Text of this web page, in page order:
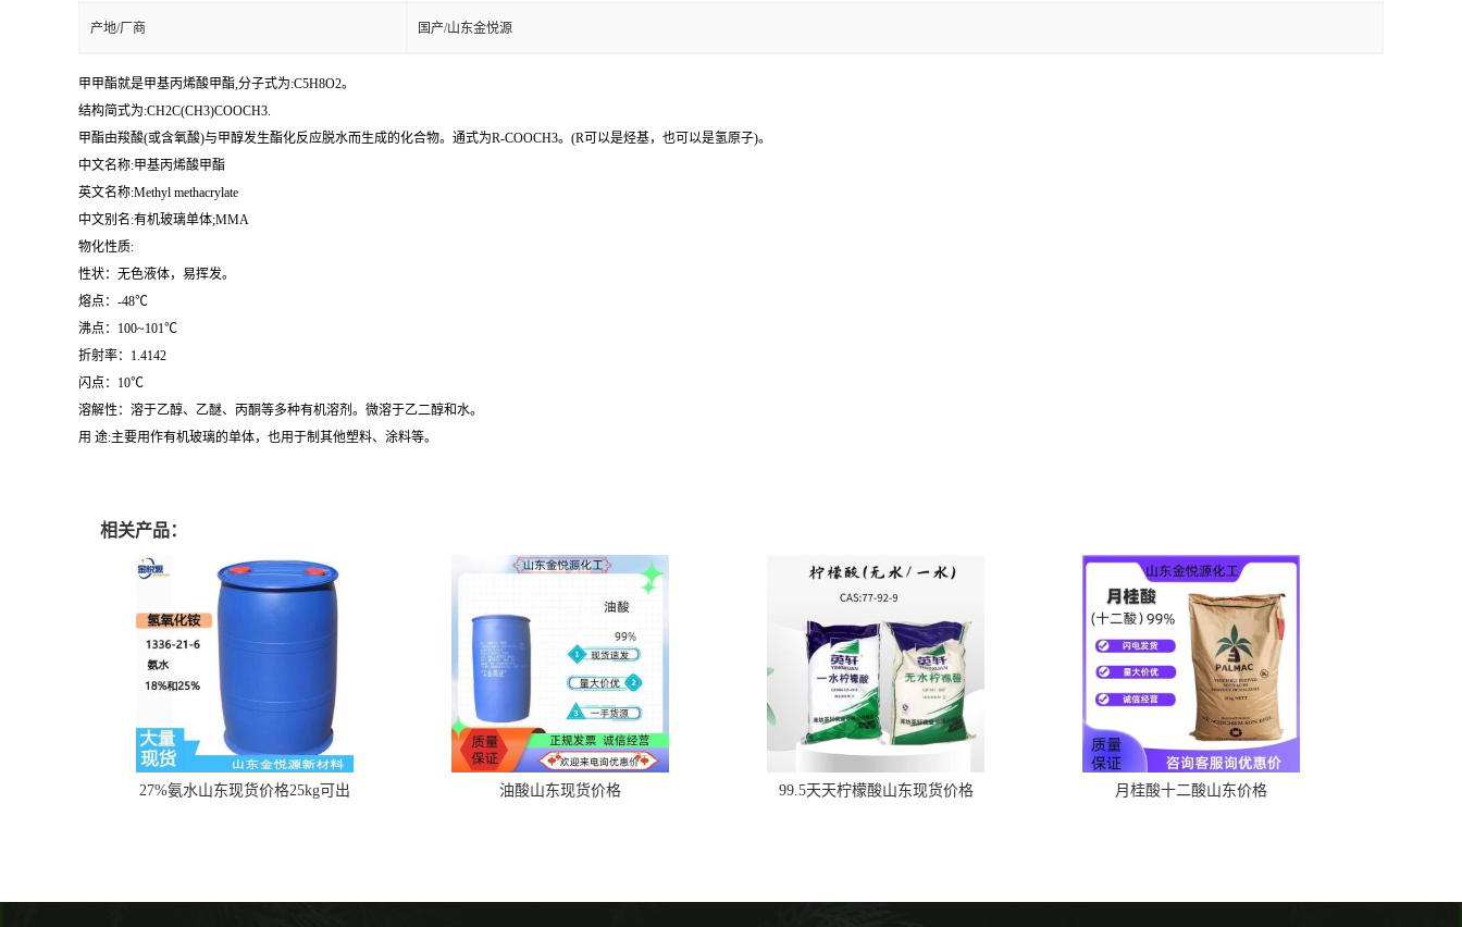
产地/厂商 国产/山东金悦源
甲甲酯就是甲基丙烯酸甲酯,分子式为:C5H8O2。
结构简式为:CH2C(CH3)COOCH3.
甲酯由羧酸(或含氧酸)与甲醇发生酯化反应脱水而生成的化合物。通式为R-COOCH3。(R可以是烃基，也可以是氢原子)。
中文名称:甲基丙烯酸甲酯
英文名称:Methyl methacrylate
中文别名:有机玻璃单体;MMA
物化性质:
性状：无色液体，易挥发。
熔点：-48℃
沸点：100~101℃
折射率：1.4142
闪点：10℃
溶解性：溶于乙醇、乙醚、丙酮等多种有机溶剂。微溶于乙二醇和水。
用 途:主要用作有机玻璃的单体，也用于制其他塑料、涂料等。
相关产品：
27%氨水山东现货价格25kg可出 油酸山东现货价格 99.5天天柠檬酸山东现货价格 月桂酸十二酸山东价格